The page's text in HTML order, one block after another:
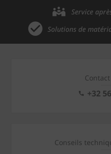
Service
Solutions de
+32
Conseils